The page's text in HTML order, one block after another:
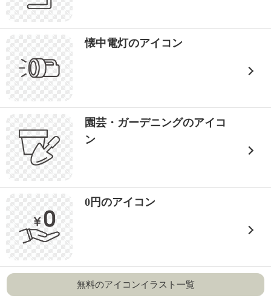
懐中電灯のアイコン
園芸・ガーデニングのアイコ
ン
0円のアイコン
無料のアイコンイラスト一覧